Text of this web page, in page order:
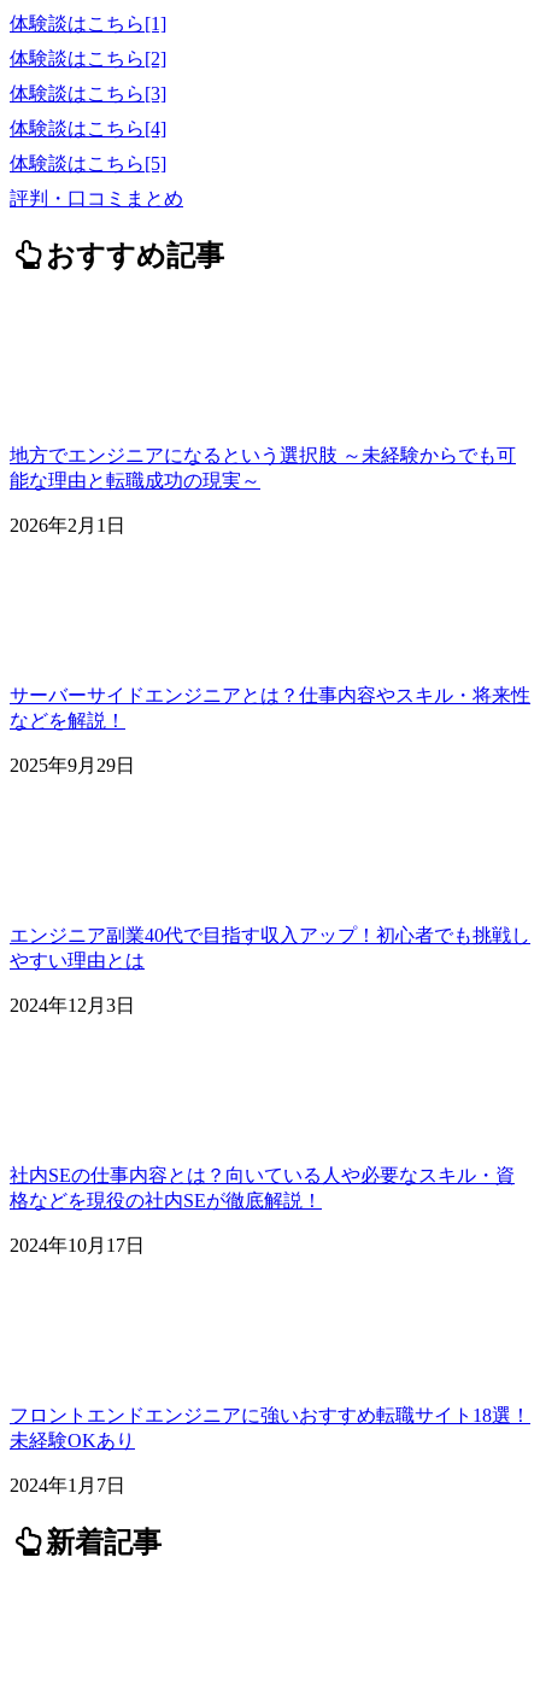
体験談はこちら[1]
体験談はこちら[2]
体験談はこちら[3]
体験談はこちら[4]
体験談はこちら[5]
評判・口コミまとめ
おすすめ記事
地方でエンジニアになるという選択肢 ～未経験からでも可
能な理由と転職成功の現実～
2026年2月1日
サーバーサイドエンジニアとは？仕事内容やスキル・将来性
などを解説！
2025年9月29日
エンジニア副業40代で目指す収入アップ！初心者でも挑戦し
やすい理由とは
2024年12月3日
社内SEの仕事内容とは？向いている人や必要なスキル・資
格などを現役の社内SEが徹底解説！
2024年10月17日
フロントエンドエンジニアに強いおすすめ転職サイト18選！
未経験OKあり
2024年1月7日
新着記事